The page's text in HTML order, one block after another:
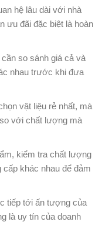
hệ lâu dài với nhà
ưu đãi đặc biệt là hoàn
so sánh giá cả và
nhau trước khi đưa
vật liệu rẻ nhất, mà
với chất lượng mà
kiểm tra chất lượng
khác nhau để đảm
tiếp tới ấn tượng của
là uy tín của doanh